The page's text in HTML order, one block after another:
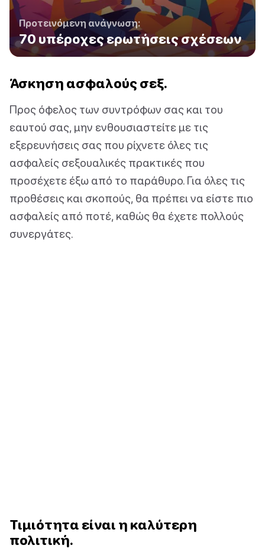
Προτεινόμενη ανάγνωση:
70 υπέροχες ερωτήσεις σχέσεων
Άσκηση ασφαλούς σεξ.
Προς όφελος των συντρόφων σας και του
εαυτού σας, μην ενθουσιαστείτε με τις
εξερευνήσεις σας που ρίχνετε όλες τις
ασφαλείς σεξουαλικές πρακτικές που
προσέχετε έξω από το παράθυρο. Για όλες τις
προθέσεις και σκοπούς, θα πρέπει να είστε πιο
ασφαλείς από ποτέ, καθώς θα έχετε πολλούς
συνεργάτες.
Τιμιότητα είναι η καλύτερη
πολιτική.